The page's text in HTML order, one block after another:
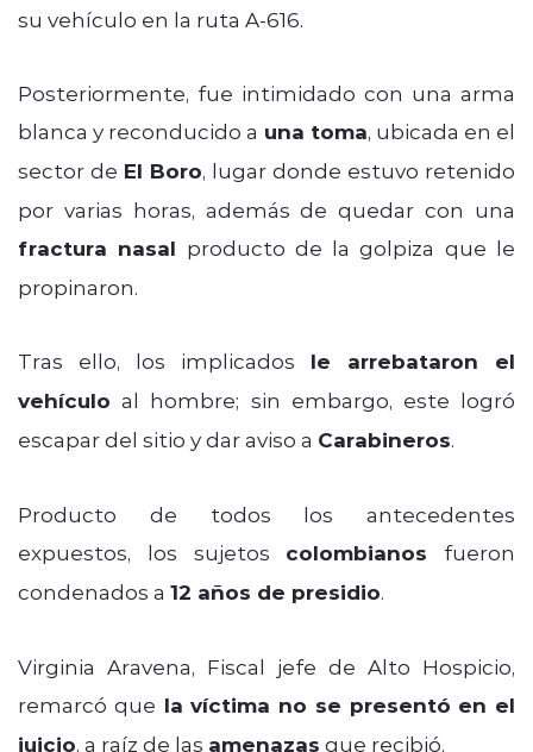
su vehículo en la ruta A-616.
Posteriormente, fue intimidado con una arma
blanca y reconducido a una toma, ubicada en el
sector de El Boro, lugar donde estuvo retenido
por varias horas, además de quedar con una
fractura nasal producto de la golpiza que le
propinaron.
Tras ello, los implicados le arrebataron el
vehículo al hombre; sin embargo, este logró
escapar del sitio y dar aviso a Carabineros.
Producto de todos los antecedentes
expuestos, los sujetos colombianos fueron
condenados a 12 años de presidio.
Virginia Aravena, Fiscal jefe de Alto Hospicio,
remarcó que la víctima no se presentó en el
juicio, a raíz de las amenazas que recibió.